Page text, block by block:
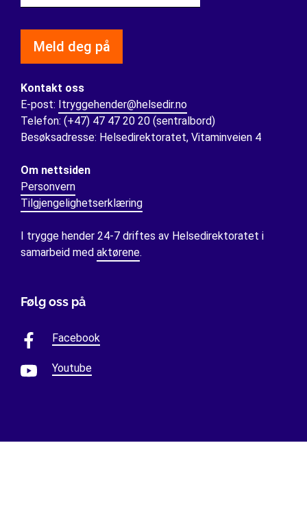
Meld deg på
Kontakt oss
E-post: Itryggehender@helsedir.no
Telefon: (+47) 47 47 20 20 (sentralbord)
Besøksadresse: Helsedirektoratet, Vitaminveien 4
Om nettsiden
Personvern
Tilgjengelighetserklæring
I trygge hender 24-7 driftes av Helsedirektoratet i
samarbeid med aktørene.
Følg oss på
Facebook
Youtube